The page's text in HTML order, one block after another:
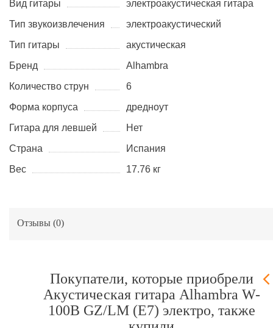
Вид гитары
электроакустическая гитара
Тип звукоизвлечения
электроакустический
Тип гитары
акустическая
Бренд
Alhambra
Количество струн
6
Форма корпуса
дредноут
Гитара для левшей
Нет
Страна
Испания
Вес
17.76 кг
Отзывы (0)
Покупатели, которые приобрели
Акустическая гитара Alhambra W-
100B GZ/LM (E7) электро, также